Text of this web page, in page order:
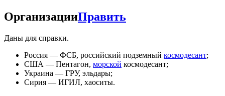
ОрганизацииПравить
Даны для справки.
Россия — ФСБ, российский подземный космодесант;
США — Пентагон, морской космодесант;
Украина — ГРУ, эльдары;
Сирия — ИГИЛ, хаоситы.